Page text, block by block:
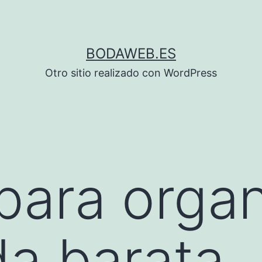
BODAWEB.ES
Otro sitio realizado con WordPress